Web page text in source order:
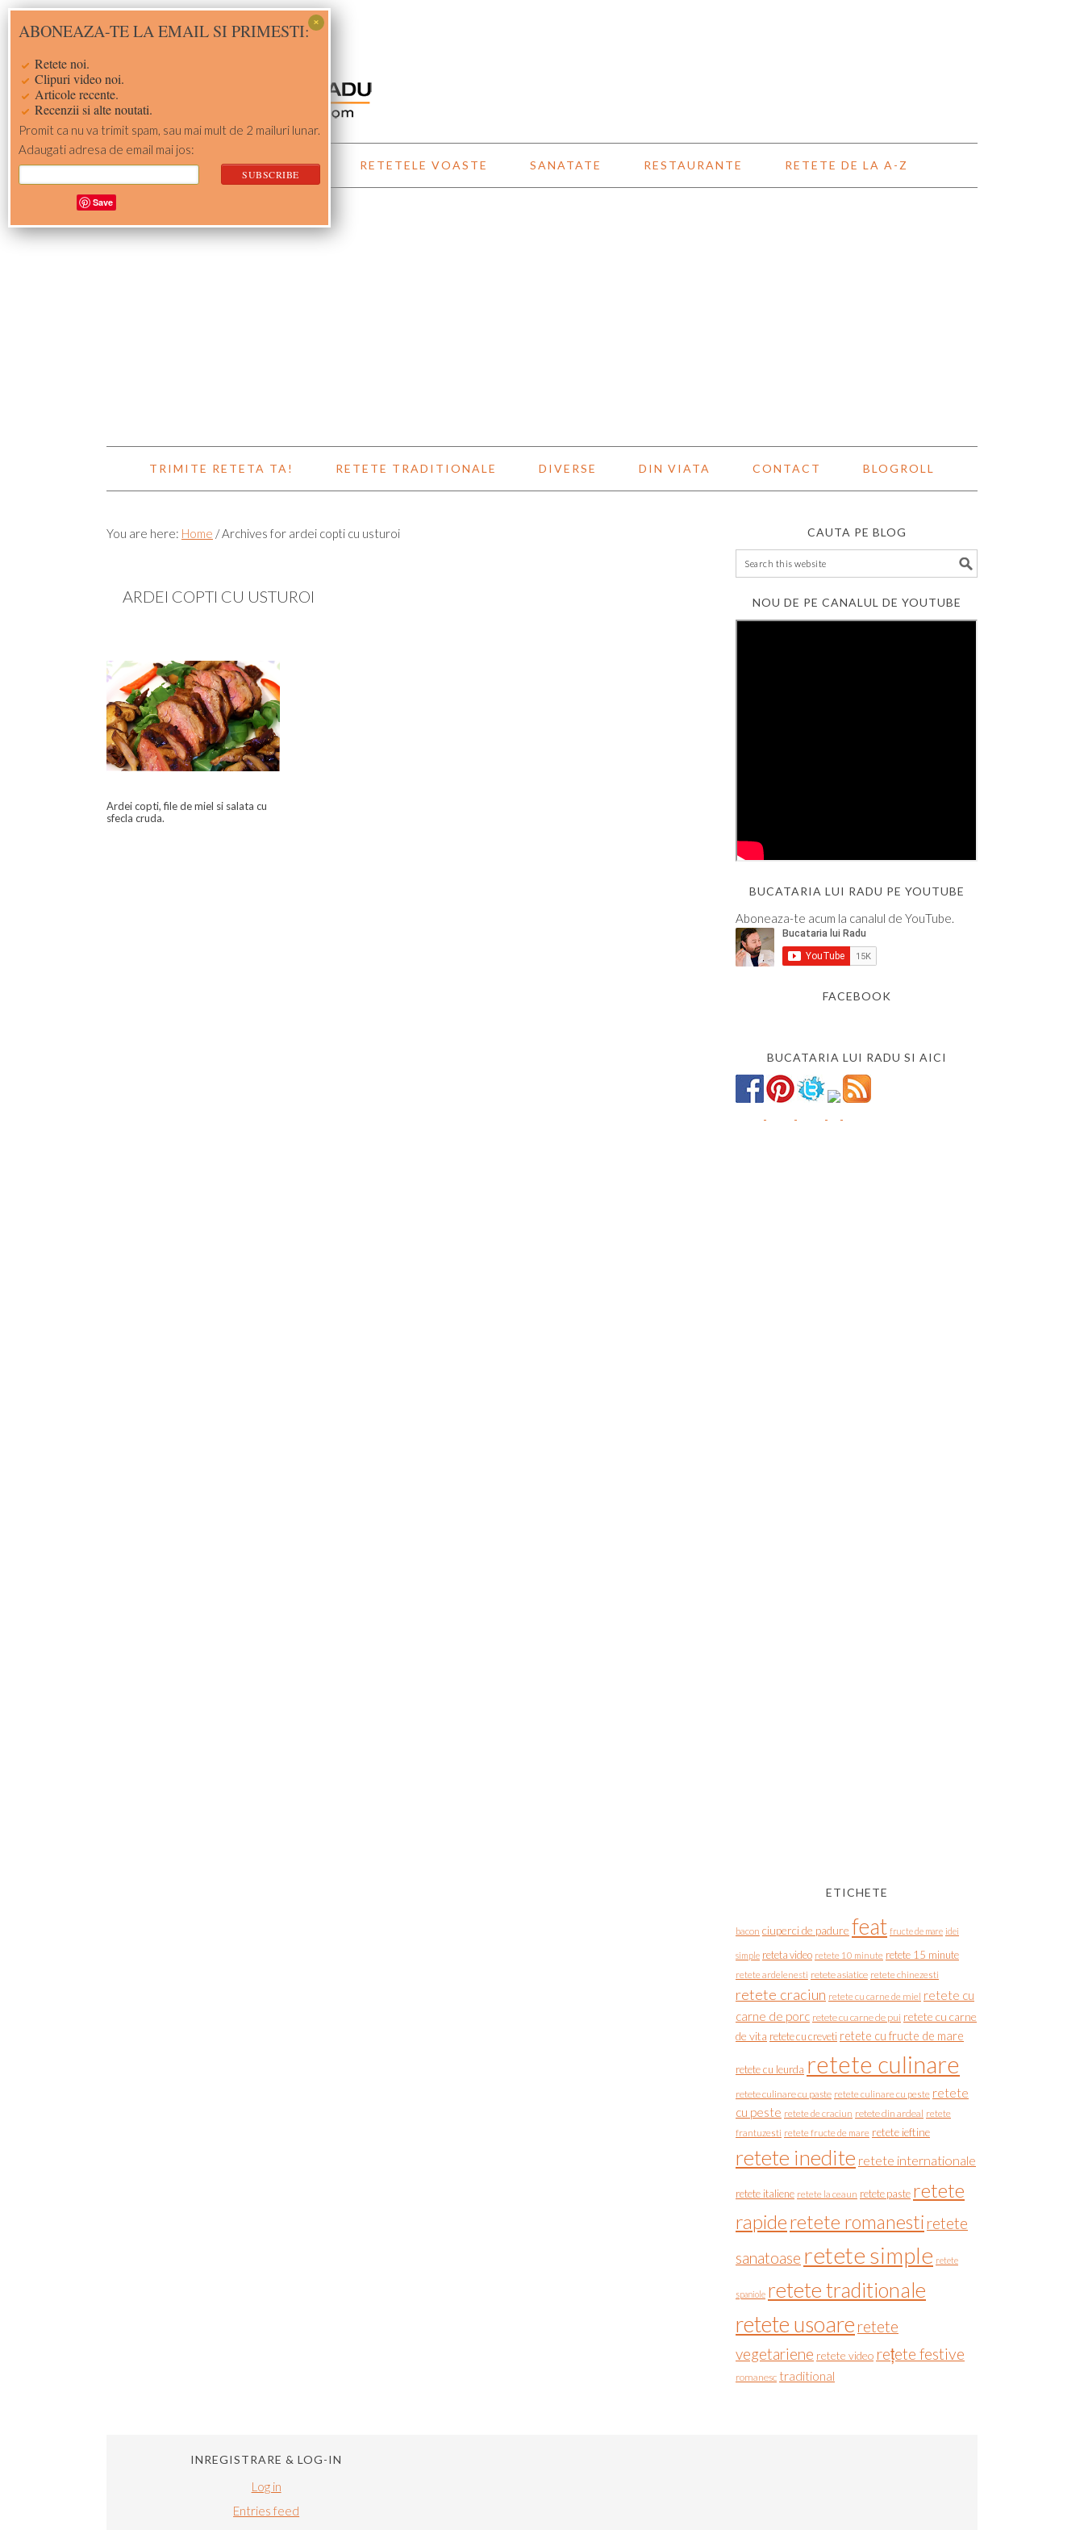
Skip
to
Skip
to
Skip
to
Skip
to
ACASA RETETE RETETELE VOASTE SANATATE RESTAURANTE RETETE DE LA A-Z
TRIMITE RETETA TA! RETETE TRADITIONALE DIVERSE DIN VIATA CONTACT BLOGROLL
You are here: Home /Archives for ardei copti cu usturoi
ARDEI COPTI CU USTUROI
Ardei copti, file de miel si salata cu
sfecla cruda.
CAUTA PE BLOG
NOU DE PE CANALUL DE YOUTUBE
BUCATARIA LUI RADU PE YOUTUBE
Aboneaza-te acum la canalul de YouTube.
FACEBOOK
BUCATARIA LUI RADU SI AICI
ETICHETE
bacon ciuperci de padure feat fructe de mare idei
simple reteta video retete 10 minute retete 15 minute
retete ardelenesti retete asiatice retete chinezesti
retete craciun retete cu carne de miel retete cu
carne de porc retete cu carne de pui retete cu carne
de vita retete cu creveti retete cu fructe de mare
retete cu leurda retete culinare
retete culinare cu paste retete culinare cu peste retete
cu peste retete de craciun retete din ardeal retete
frantuzesti retete fructe de mare retete ieftine
retete inedite retete internationale
retete italiene retete la ceaun retete paste retete
rapideretete romanesti retete
sanatoase retete simple retete
spaniole retete traditionale
retete usoare retete
vegetariene retete video rețete festive
romanesc traditional
INREGISTRARE & LOG-IN
Log in
Entries feed
ABONEAZA-TE LA EMAIL SI PRIMESTI:
Retete noi.
Clipuri video noi.
Articole recente.
Recenzii si alte noutati.
Promit ca nu va trimit spam, sau mai mult de 2 mailuri lunar.
Adaugati adresa de email mai jos:
Save